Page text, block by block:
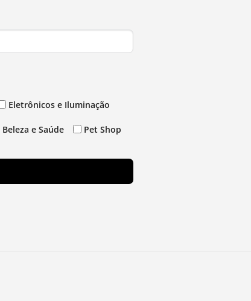
Eletrônicos e Iluminação
e Saúde Pet Shop